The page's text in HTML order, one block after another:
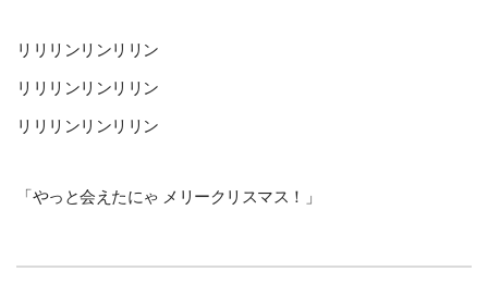
リリリンリンリリン
リリリンリンリリン
リリリンリンリリン
「やっと会えたにゃ メリークリスマス！」